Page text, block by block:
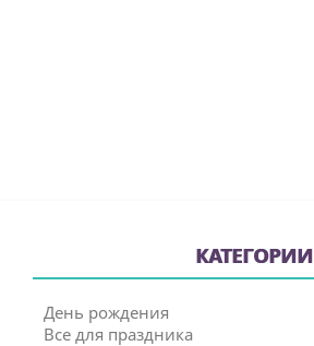
КАТЕГОРИИ
День рождения
Все для праздника